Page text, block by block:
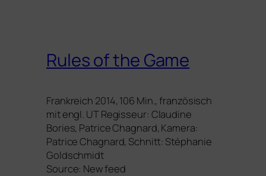
Rules of the Game
Frankreich 2014, 106 Min., fran­zö­sisch
mit engl. UTRegisseur: Claudine
Bories, Patrice Chagnard, Kamera:
Patrice Chagnard, Schnitt: Stéphanie
Goldschmidt
Source: New feed